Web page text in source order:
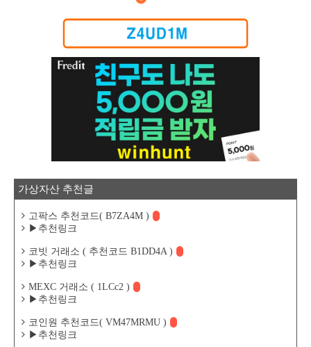
가상자산 추천글
고팍스 추천코드( B7ZA4M )
▶추천링크
코빗 거래소 ( 추천코드 B1DD4A )
▶추천링크
MEXC 거래소 ( 1LCc2 )
▶추천링크
코인원 추천코드( VM47MRMU )
▶추천링크